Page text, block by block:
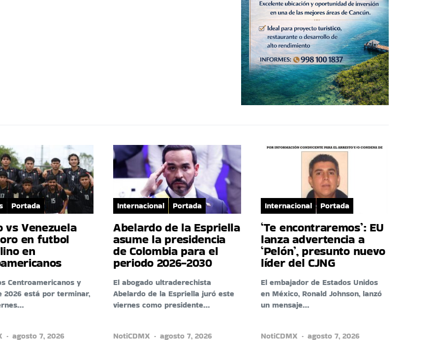
Portada
vs Venezuela
en futbol
en
Centroamericanos y
2026 está por terminar,
agosto 7, 2026
Internacional Portada
Abelardo de la Espriella
asume la presidencia
de Colombia para el
periodo 2026-2030
El abogado ultraderechista
Abelardo de la Espriella juró este
viernes como presidente…
NotiCDMX agosto 7, 2026
Internacional Portada
‘Te encontraremos’: EU
lanza advertencia a
‘Pelón’, presunto nuevo
líder del CJNG
El embajador de Estados Unidos
en México, Ronald Johnson, lanzó
un mensaje…
NotiCDMX agosto 7, 2026